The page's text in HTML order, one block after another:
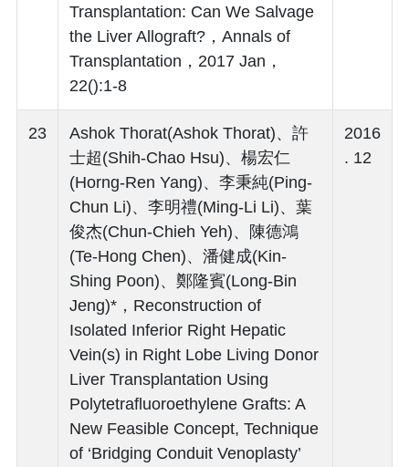
Transplantation: Can We Salvage
the Liver Allograft?，Annals of
Transplantation，2017 Jan，
22():1-8
23
Ashok Thorat(Ashok Thorat)、許
士超(Shih-Chao Hsu)、楊宏仁
(Horng-Ren Yang)、李秉純(Ping-
Chun Li)、李明禮(Ming-Li Li)、葉
俊杰(Chun-Chieh Yeh)、陳德鴻
(Te-Hong Chen)、潘健成(Kin-
Shing Poon)、鄭隆賓(Long-Bin
Jeng)*，Reconstruction of
Isolated Inferior Right Hepatic
Vein(s) in Right Lobe Living Donor
Liver Transplantation Using
Polytetrafluoroethylene Grafts: A
New Feasible Concept, Technique
of ‘Bridging Conduit Venoplasty’
2016
. 12